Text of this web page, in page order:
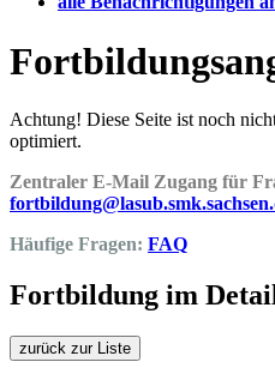
Achtung! Diese Seite ist noch
optimiert.
Zentraler E-Mail Zugang für
Häufige Fragen: FAQ
Fortbildung im
zurück zur Liste